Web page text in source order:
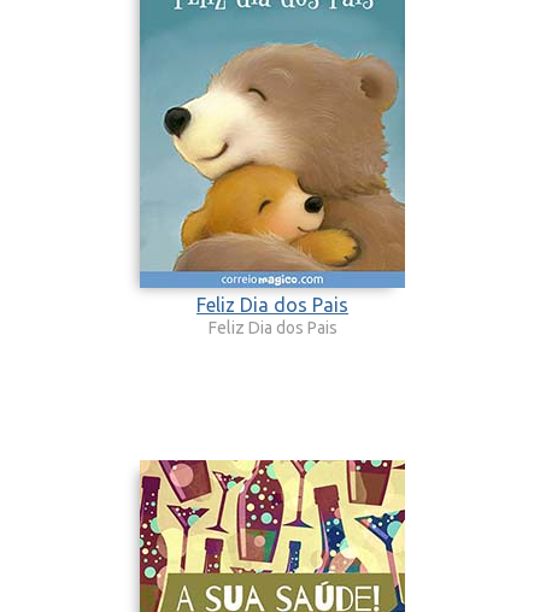
Feliz Dia dos Pais
Feliz Dia dos Pais